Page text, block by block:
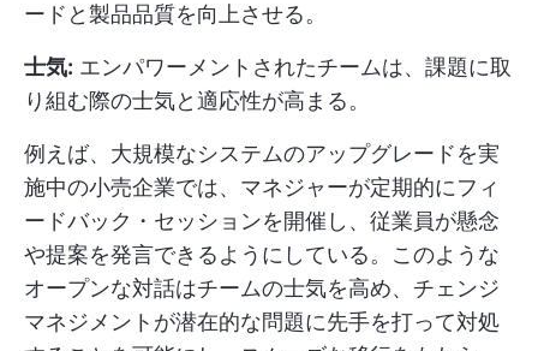
ードと製品品質を向上させる。
士気: エンパワーメントされたチームは、課題に取
り組む際の士気と適応性が高まる。
例えば、大規模なシステムのアップグレードを実
施中の小売企業では、マネジャーが定期的にフィ
ードバック・セッションを開催し、従業員が懸念
や提案を発言できるようにしている。このような
オープンな対話はチームの士気を高め、チェンジ
マネジメントが潜在的な問題に先手を打って対処